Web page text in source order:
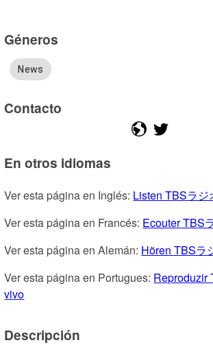
Géneros
News
Contacto
En otros idiomas
Ver esta página en Inglés: Listen TBSラジ
Ver esta página en Francés: Ecouter TBS
Ver esta página en Alemán: Hören TBSラ
Ver esta página en Portugues: Reproduzir
vivo
Descripción